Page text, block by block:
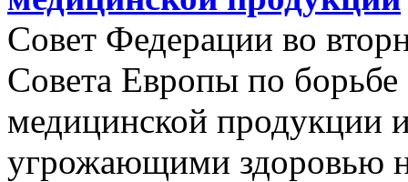
Совет Федерации во
Совета Европы по
медицинской продукции
угрожающими здоровью